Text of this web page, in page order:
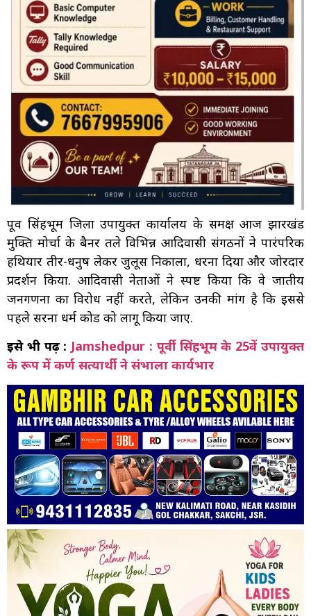
पूर्वी सिंहभूम जिला उपायुक्त कार्यालय के समक्ष आज झारखंड
मुक्ति मोर्चा के बैनर तले विभिन्न आदिवासी संगठनों ने पारंपरिक
हथियार तीर-धनुष लेकर जुलूस निकाला, धरना दिया और जोरदार
प्रदर्शन किया. आदिवासी नेताओं ने स्पष्ट किया कि वे जातीय
जनगणना का विरोध नहीं करते, लेकिन उनकी मांग है कि इससे
पहले सरना धर्म कोड को लागू किया जाए.
इसे भी पढ़ें : Jamshedpur : पूर्वी सिंहभूम के 25वें उपायुक्त
के रूप में कर्ण सत्यार्थी ने संभाला कार्यभार